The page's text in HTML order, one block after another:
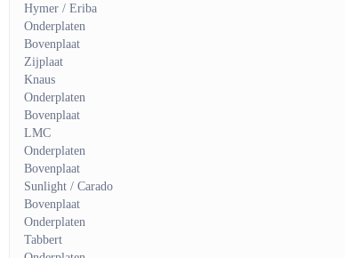
Hymer / Eriba
Onderplaten
Bovenplaat
Zijplaat
Knaus
Onderplaten
Bovenplaat
LMC
Onderplaten
Bovenplaat
Sunlight / Carado
Bovenplaat
Onderplaten
Tabbert